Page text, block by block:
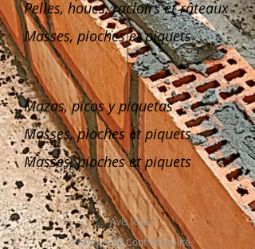
Pelles, houes, racloirs et râteaux
Masses, pioches et piquets
Mazas, picos y piquetas
Masses, pioches et piquets
Masses, pioches et piquets
Avis légal
Politique de Confidentialité